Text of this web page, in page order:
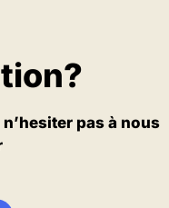
pas à nous